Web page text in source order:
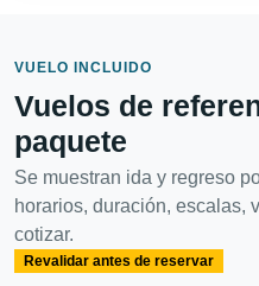
VUELO INCLUIDO
Vuelos de
paquete
Se muestran ida y regreso
horarios, duración, escalas,
cotizar.
Revalidar antes de reservar